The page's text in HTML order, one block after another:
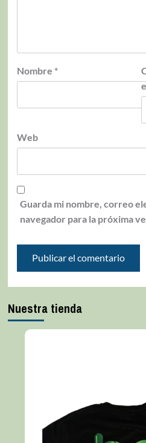
Nombre *
Web
Guarda mi nombre, correo
navegador para la próxima
Nuestra tienda